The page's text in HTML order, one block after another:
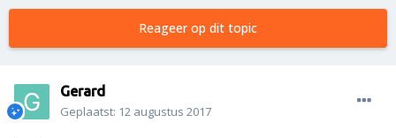
Reageer op dit topic
Gerard
Geplaatst: 12 augustus 2017